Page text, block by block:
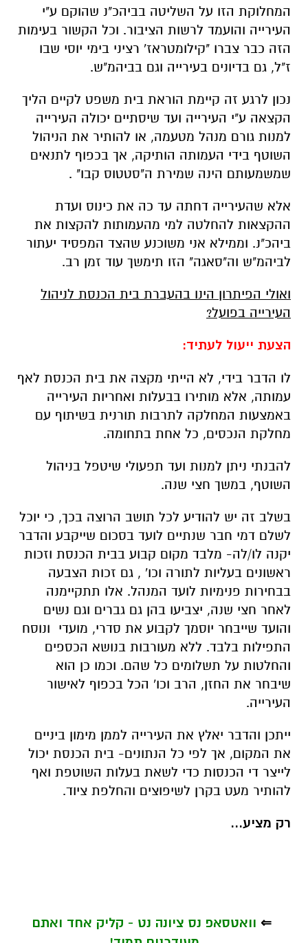
המחלוקת הזו על השליטה בביהכ"נ שהוקם ע"י
העירייה והועמד לרשות הציבור. וכל הקשור בעימות
הזה כבר צברו "קילומטראז' רציני בימי יוסי שבו
ז"ל, גם בדיונים בעירייה וגם בביהמ"ש.
נכון לרגע זה קיימת הוראת בית משפט לקיים הליך
הקצאה ע"י העירייה ועד שיסתיים יכולה העירייה
למנות גורם מנהל מטעמה, או להותיר את הניהול
השוטף בידי העמותה הותיקה, אך בכפוף לתנאים
שמשמעותם הינה שמירת ה"סטטוס קבו" .
אלא שהעירייה דחתה עד כה את כינוס ועדת
ההקצאות להחלטה למי מהעמותות להקצות את
ביהכ"נ. וממילא אני משוכנע שהצד המפסיד יעתור
לביהמ"ש וה"סאגה" הזו תימשך עוד זמן רב.
ואולי הפיתרון הינו בהעברת בית הכנסת לניהול
העירייה בפועל?
הצעת ייעול לעתיד:
לו הדבר בידי, לא הייתי מקצה את בית הכנסת לאף
עמותה, אלא מותירו בבעלות ואחריות העירייה
באמצעות המחלקה לתרבות תורנית בשיתוף עם
מחלקת הנכסים, כל אחת בתחומה.
להבנתי ניתן למנות ועד תפעולי שיטפל בניהול
השוטף, במשך חצי שנה.
בשלב זה יש להודיע לכל תושב הרוצה בכך, כי יוכל
לשלם דמי חבר שנתיים לועד בסכום שייקבע והדבר
יקנה לו/לה- מלבד מקום קבוע בבית הכנסת וזכות
ראשונים בעליות לתורה וכו' , גם זכות הצבעה
בבחירות פנימיות לועד המנהל. אלו תתקיימנה
לאחר חצי שנה, יצביעו בהן גם גברים וגם נשים
והועד שייבחר יוסמך לקבוע את סדרי, מועדי ונוסח
התפילות בלבד. ללא מעורבות בנושא הכספים
והחלטות על תשלומים כל שהם. וכמו כן הוא
שיבחר את החזן, הרב וכו' הכל בכפוף לאישור
העירייה.
ייתכן והדבר יאלץ את העירייה לממן מימון ביניים
את המקום, אך לפי כל הנתונים- בית הכנסת יכול
לייצר די הכנסות כדי לשאת בעלות השוטפת ואף
להותיר מעט בקרן לשיפוצים והחלפת ציוד.
רק מציע...
⇐ וואטסאפ נס ציונה נט - קליק אחד ואתם